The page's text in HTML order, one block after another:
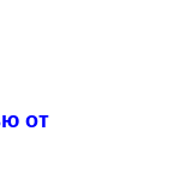
от